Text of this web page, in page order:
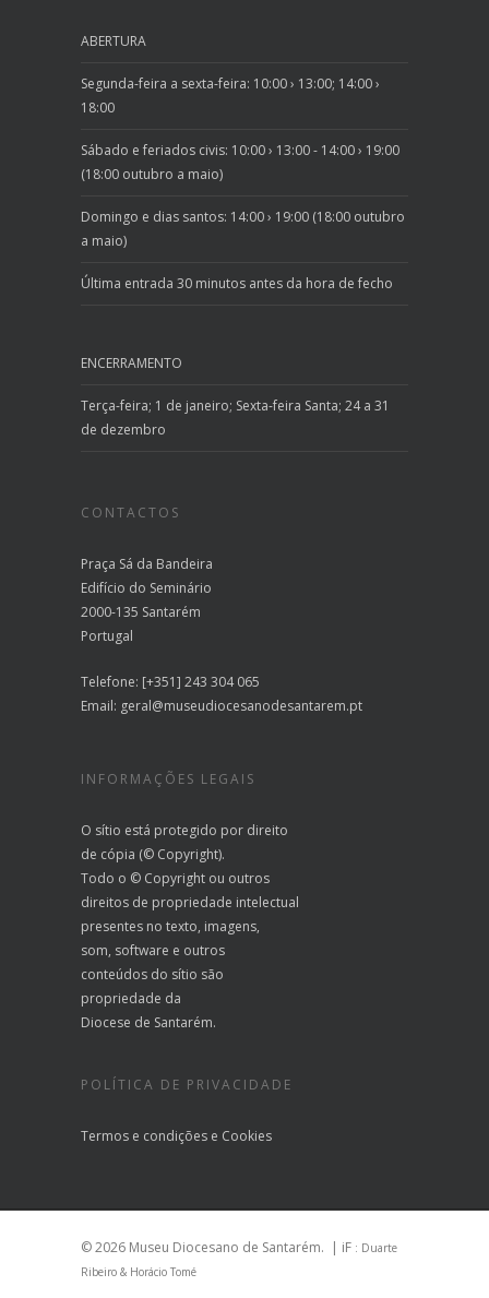
ABERTURA
Segunda-feira a sexta-feira: 10:00 › 13:00; 14:00 ›
18:00
Sábado e feriados civis: 10:00 › 13:00 - 14:00 › 19:00
(18:00 outubro a maio)
Domingo e dias santos: 14:00 › 19:00 (18:00 outubro
a maio)
Última entrada 30 minutos antes da hora de fecho
ENCERRAMENTO
Terça-feira; 1 de janeiro; Sexta-feira Santa; 24 a 31
de dezembro
CONTACTOS
Praça Sá da Bandeira
Edifício do Seminário
2000-135 Santarém
Portugal
Telefone: [+351] 243 304 065
Email: geral@museudiocesanodesantarem.pt
INFORMAÇÕES LEGAIS
O sítio está protegido por direito
de cópia (© Copyright).
Todo o © Copyright ou outros
direitos de propriedade intelectual
presentes no texto, imagens,
som, software e outros
conteúdos do sítio são
propriedade da
Diocese de Santarém.
POLÍTICA DE PRIVACIDADE
Termos e condições e Cookies
© 2026 Museu Diocesano de Santarém. | iF : Duarte
Ribeiro & Horácio Tomé